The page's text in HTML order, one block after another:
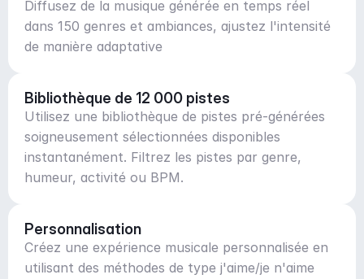
Diffusez de la musique générée en temps réel
dans 150 genres et ambiances, ajustez l'intensité
de manière adaptative
Bibliothèque de 12 000 pistes
Utilisez une bibliothèque de pistes pré-générées
soigneusement sélectionnées disponibles
instantanément. Filtrez les pistes par genre,
humeur, activité ou BPM.
Personnalisation
Créez une expérience musicale personnalisée en
utilisant des méthodes de type j'aime/je n'aime